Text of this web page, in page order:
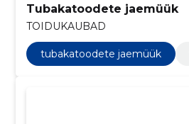
Tubakatoodete jaemüük
TOIDUKAUBAD
tubakatoodete jaemüük